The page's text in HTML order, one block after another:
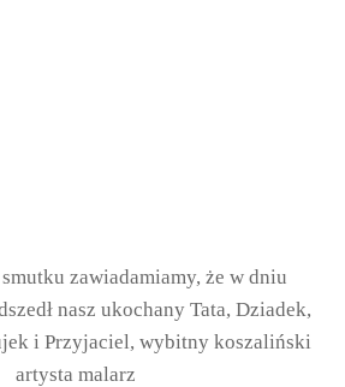
zawiadamiamy, że w dniu
nasz ukochany Tata, Dziadek,
i Przyjaciel, wybitny koszaliński
artysta malarz